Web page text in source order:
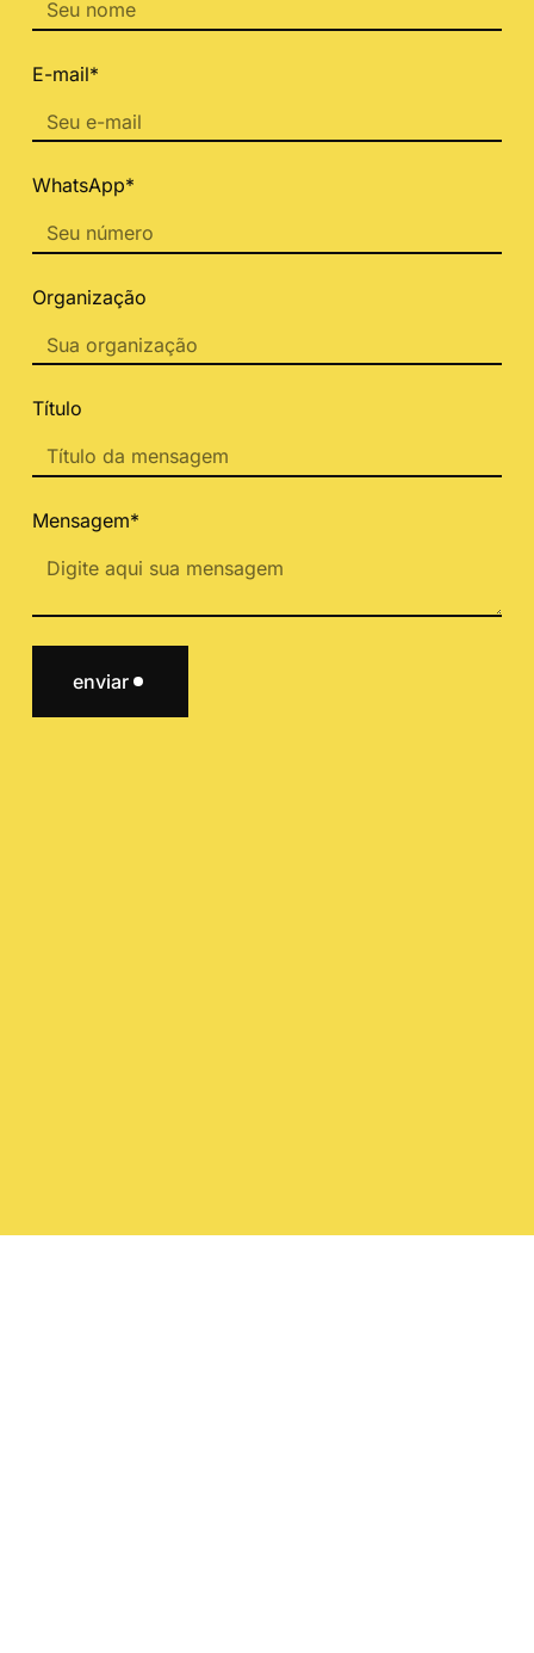
E-mail*
WhatsApp*
Organização
Título
Mensagem*
enviar